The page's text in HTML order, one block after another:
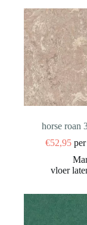
horse roan
€52,95per